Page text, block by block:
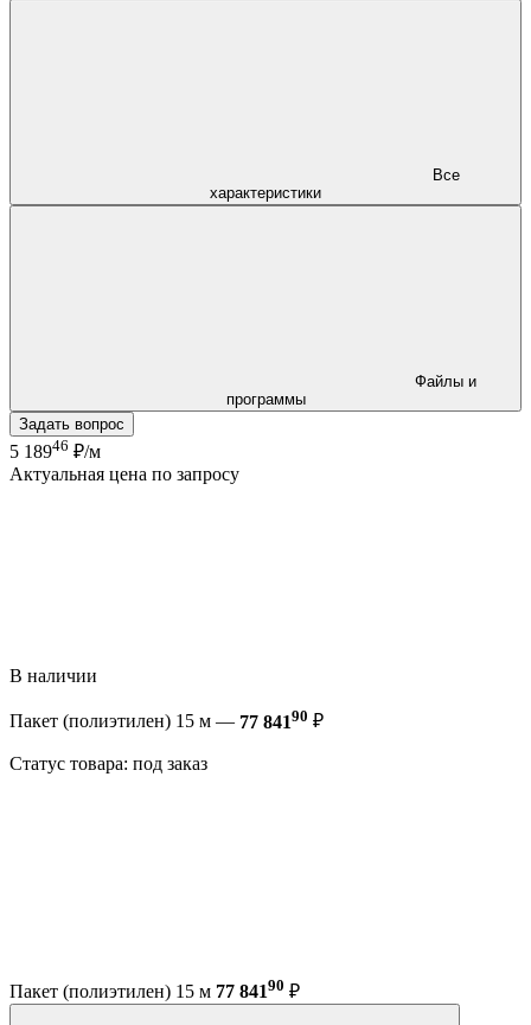
характеристики
программы
Задать вопрос
5 18946 ₽/м
Актуальная цена по запросу
В наличии
Пакет (полиэтилен) 15 м — 77 84190 ₽
Статус товара: под заказ
Пакет (полиэтилен) 15 м 77 84190 ₽